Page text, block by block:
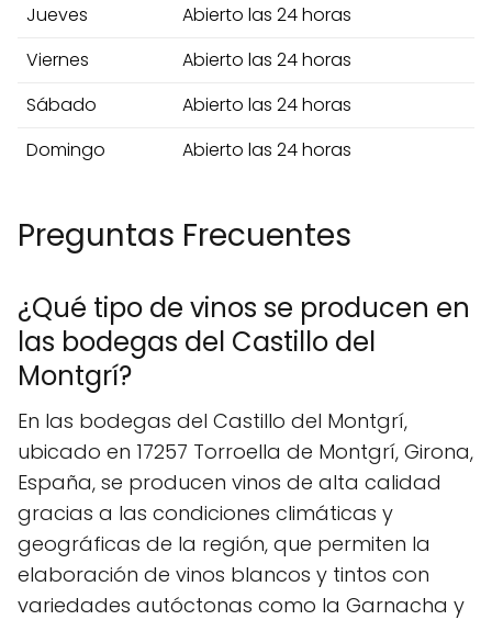
Jueves
Abierto las 24 horas
Viernes
Abierto las 24 horas
Sábado
Abierto las 24 horas
Domingo
Abierto las 24 horas
Preguntas Frecuentes
¿Qué tipo de vinos se producen en
las bodegas del Castillo del
Montgrí?
En las bodegas del Castillo del Montgrí,
ubicado en 17257 Torroella de Montgrí, Girona,
España, se producen vinos de alta calidad
gracias a las condiciones climáticas y
geográficas de la región, que permiten la
elaboración de vinos blancos y tintos con
variedades autóctonas como la Garnacha y